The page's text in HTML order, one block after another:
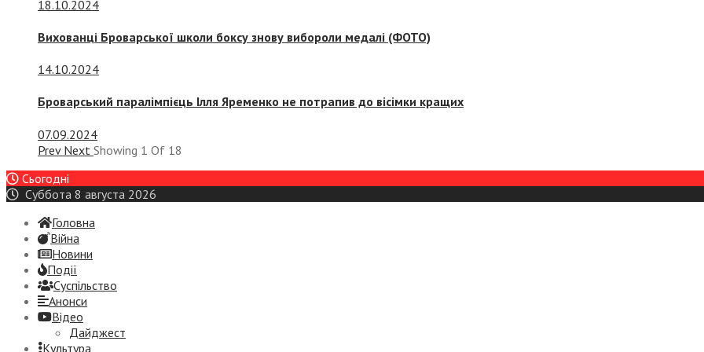
18.10.2024
Вихованці Броварської школи боксу знову вибороли медалі (ФОТО)
14.10.2024
Броварський паралімпієць Ілля Яременко не потрапив до вісімки кращих
07.09.2024
Prev Next Showing 1 Of 18
Сьогодні
Суббота 8 августа 2026
Головна
Війна
Новини
Події
Суспiльство
Анонси
Відео
Дайджест
Культура